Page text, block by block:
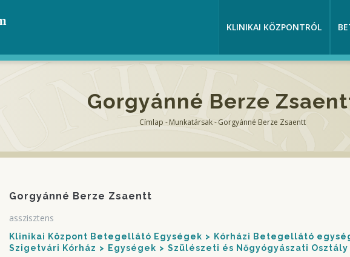
KLINIKAI KÖZPONTRÓL
Gorgyánné Berze
Címlap - Munkatársak - Gorgyánné Berze Zsaentt
Gorgyánné Berze Zsaentt
asszisztens
Klinikai Központ Betegellátó Egységek
Kórházi Betegellátó
Szigetvári Kórház
Egységek Szülészeti és Nőgyógyászati Osztály